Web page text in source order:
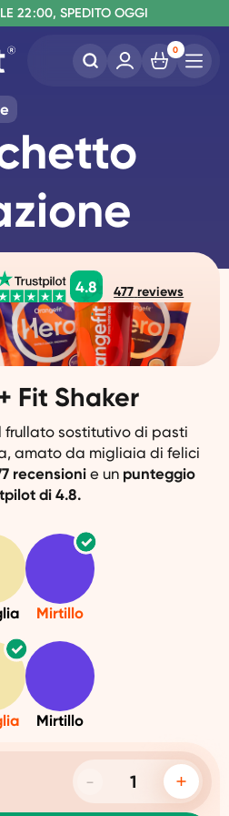
E SUCRALOSIO
22:00, SPEDITO OGGI
A PARTIRE DA €60
0
4.8 477 reviews
Fit Shaker
frullato sostitutivo di pasti
amato da migliaia di felici
recensioni e un punteggio
di 4.8.
Mirtillo
Mirtillo